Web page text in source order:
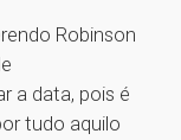
Robinson
a data, pois é
tudo aquilo